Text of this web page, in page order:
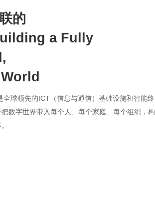
的
a Fully
全球领先的ICT（信息与通信）基础设施和智能终
数字世界带入每个人、每个家庭、每个组织，构